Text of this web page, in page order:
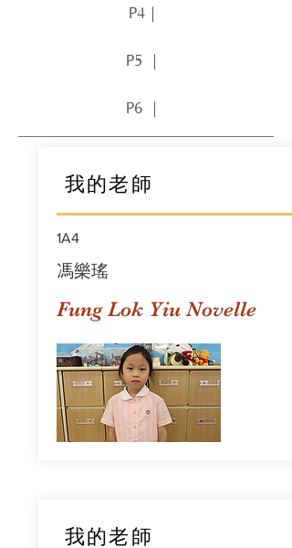
P4｜
P5 ｜
P6 ｜
我的老師
1A4
馮樂瑤
Fung Lok Yiu Novelle
我的老師